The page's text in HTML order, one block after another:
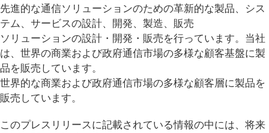
先進的な通信ソリューションのための革新的な製品、シス
テム、サービスの設計、開発、製造、販売
ソリューションの設計・開発・販売を行っています。当社
は、世界の商業および政府通信市場の多様な顧客基盤に製
品を販売しています。
世界的な商業および政府通信市場の多様な顧客層に製品を
販売しています。
このプレスリリースに記載されている情報の中には、将来